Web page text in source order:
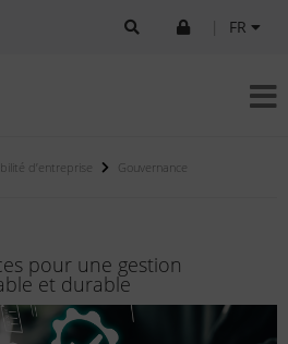
FR
d’entreprise Gouvernance
pour une gestion
et durable